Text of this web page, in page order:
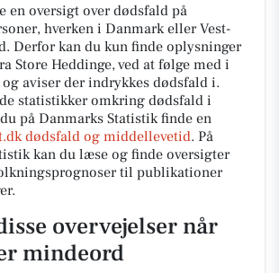
en oversigt over dødsfald på
hverken i Danmark eller Vest-
Derfor kan du kun finde oplysninger
Store Heddinge, ved at følge med i
aviser der indrykkes dødsfald i.
statistikker omkring dødsfald i
på Danmarks Statistik finde en
dødsfald og middellevetid. På
kan du læse og finde oversigter
til publikationer
overvejelser når
mindeord